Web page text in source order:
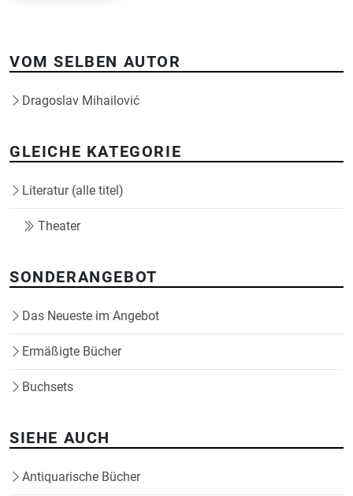
VOM SELBEN AUTOR
Dragoslav Mihailović
GLEICHE KATEGORIE
Literatur (alle titel)
Theater
SONDERANGEBOT
Das Neueste im Angebot
Ermäßigte Bücher
Buchsets
SIEHE AUCH
Antiquarische Bücher